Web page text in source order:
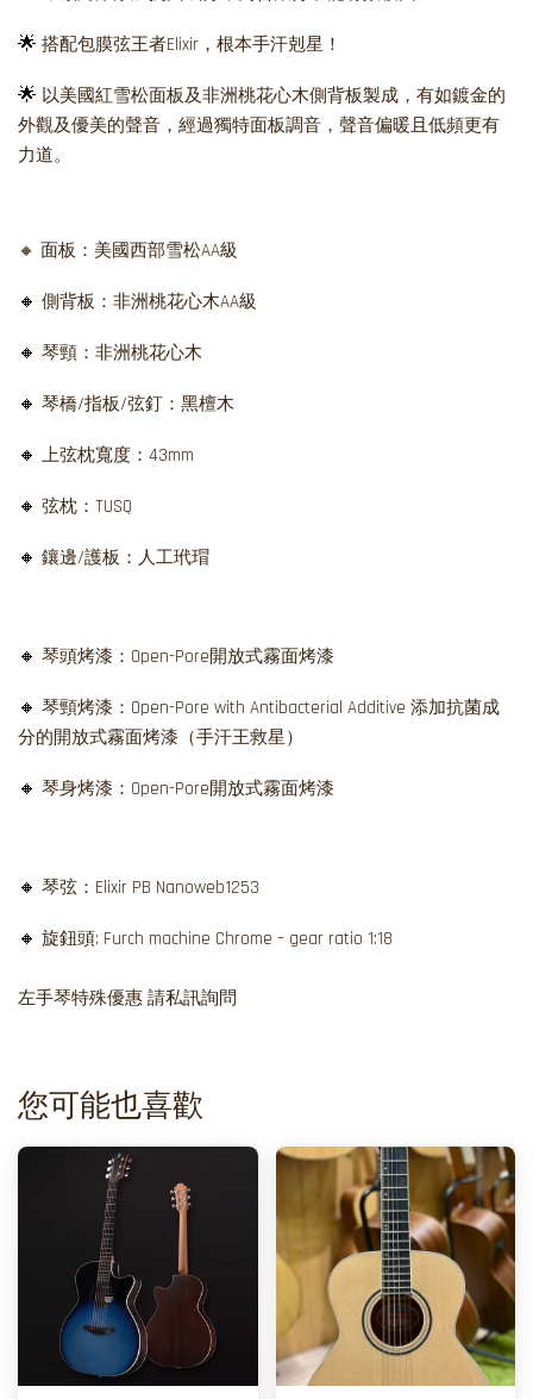
🌟 搭配包膜弦王者Elixir，根本手汗剋星！
🌟 以美國紅雪松面板及非洲桃花心木側背板製成，有如鍍金的
外觀及優美的聲音，經過獨特面板調音，聲音偏暖且低頻更有
力道。
🔸 面板：美國西部雪松AA級
🔸 側背板：非洲桃花心木AA級
🔸 琴頸：非洲桃花心木
🔸 琴橋/指板/弦釘：黑檀木
🔸 上弦枕寬度：43mm
🔸 弦枕：TUSQ
🔸 鑲邊/護板：人工玳瑁
🔸 琴頭烤漆：Open-Pore開放式霧面烤漆
🔸 琴頸烤漆：Open-Pore with Antibacterial Additive 添加抗菌成
分的開放式霧面烤漆（手汗王救星）
🔸 琴身烤漆：Open-Pore開放式霧面烤漆
🔸 琴弦：Elixir PB Nanoweb1253
🔸 旋鈕頭: Furch machine Chrome – gear ratio 1:18
左手琴特殊優惠 請私訊詢問
您可能也喜歡